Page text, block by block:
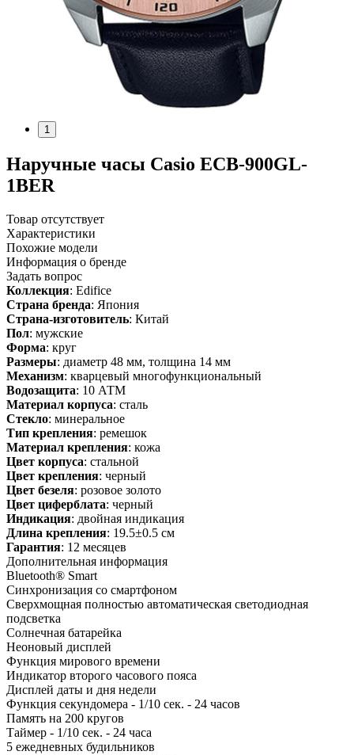
1
Наручные часы Casio ECB-900GL-
1BER
Товар отсутствует
Характеристики
Похожие модели
Информация о бренде
Задать вопрос
Коллекция: Edifice
Страна бренда: Япония
Страна-изготовитель: Китай
Пол: мужские
Форма: круг
Размеры: диаметр 48 мм, толщина 14 мм
Механизм: кварцевый многофункциональный
Водозащита: 10 АТМ
Материал корпуса: сталь
Стекло: минеральное
Тип крепления: ремешок
Материал крепления: кожа
Цвет корпуса: стальной
Цвет крепления: черный
Цвет безеля: розовое золото
Цвет циферблата: черный
Индикация: двойная индикация
Длина крепления: 19.5±0.5 см
Гарантия: 12 месяцев
Дополнительная информация
Bluetooth® Smart
Синхронизация со смартфоном
Сверхмощная полностью автоматическая светодиодная
подсветка
Солнечная батарейка
Неоновый дисплей
Функция мирового времени
Индикатор второго часового пояса
Дисплей даты и дня недели
Функция секундомера - 1/10 сек. - 24 часов
Память на 200 кругов
Таймер - 1/10 сек. - 24 часа
5 ежедневных будильников